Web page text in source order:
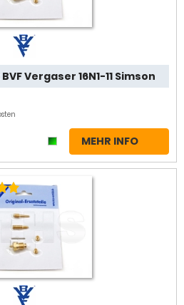
Vergaser 16N1-11 Simson
MEHR INFO